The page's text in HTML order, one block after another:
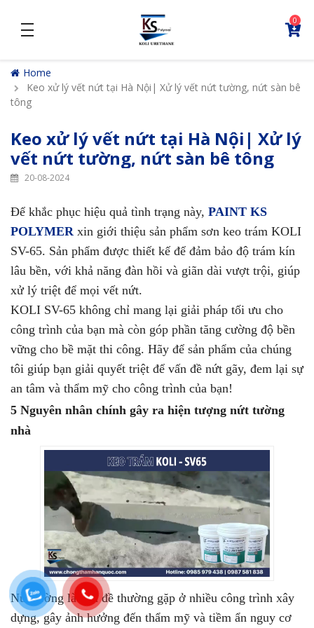
density_medium
0
Home
Keo xử lý vết nứt tại Hà Nội| Xử lý vết nứt tường, nứt sàn bê
tông
Keo xử lý vết nứt tại Hà Nội| Xử lý
vết nứt tường, nứt sàn bê tông
20-08-2024
Để khắc phục hiệu quả tình trạng này, PAINT KS
POLYMERxin giới thiệu sản phẩm sơn keo trám KOLI
SV-65. Sản phẩm được thiết kế để đảm bảo độ trám kín
lâu bền, với khả năng đàn hồi và giãn dài vượt trội, giúp
xử lý triệt để mọi vết nứt.
KOLI SV-65 không chỉ mang lại giải pháp tối ưu cho
công trình của bạn mà còn góp phần tăng cường độ bền
vững cho bề mặt thi công. Hãy để sản phẩm của chúng
tôi giúp bạn giải quyết triệt để vấn đề nứt gãy, đem lại sự
an tâm và thẩm mỹ cho công trình của bạn!
5 Nguyên nhân chính gây ra hiện tượng nứt tường
nhà
Nứt tường là vấn đề thường gặp ở nhiều công trình xây
dựng, gây ảnh hưởng đến thẩm mỹ và tiềm ẩn nguy cơ